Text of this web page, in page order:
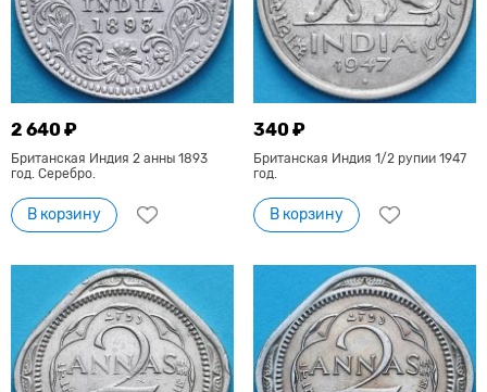
2 640 ₽
Британская Индия 2 анны 1893
год. Серебро.
В корзину
340 ₽
Британская Индия 1/2 рупии 1947
год.
В корзину